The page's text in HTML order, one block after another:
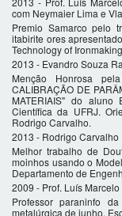
com Neymaier Lima e
Premio Samarco pelo
itabirite ores
Technology of
2013 - Evandro Souza
Menção Honrosa
CALIBRAÇÃO DE
MATERIAIS" do
Científica da UFRJ.
Rodrigo Carvalho.
2013 - Rodrigo Carvalho
Melhor trabalho de
moinhos usando o
Departamento de
2009 - Prof. Luís Marcelo
Professor paraninfo
metalúrgica de junho,